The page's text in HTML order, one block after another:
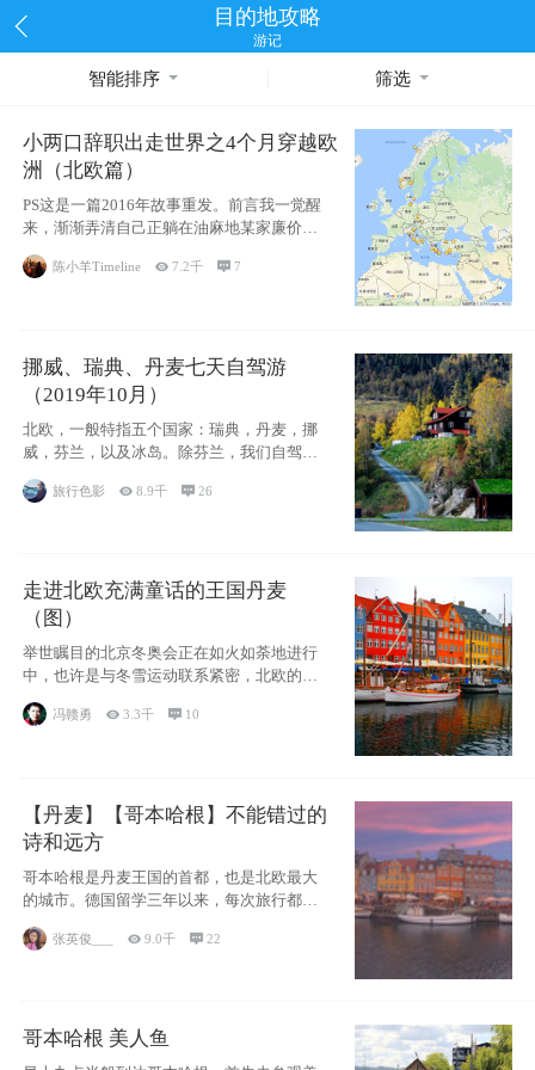
目的地攻略
游记
智能排序 筛选
小两口辞职出走世界之4个月穿越欧
洲（北欧篇）
PS这是一篇2016年故事重发。前言我一觉醒
来，渐渐弄清自己正躺在油麻地某家廉价宾
馆
陈小羊Timeline 7.2千 7
挪威、瑞典、丹麦七天自驾游
（2019年10月）
北欧，一般特指五个国家：瑞典，丹麦，挪
威，芬兰，以及冰岛。除芬兰，我们自驾游
旅行色影 8.9千 26
走进北欧充满童话的王国丹麦
（图）
举世瞩目的北京冬奥会正在如火如荼地进行
中，也许是与冬雪运动联系紧密，北欧的一
些国家因
冯赣勇 3.3千  10
【丹麦】【哥本哈根】不能错过的
诗和远方
哥本哈根是丹麦王国的首都，也是北欧最大
的城市。德国留学三年以来，每次旅行都是
张英俊___ 9.0千 22
哥本哈根 美人鱼